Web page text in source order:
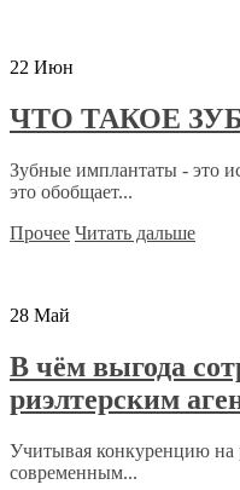
22 Июн
ЧТО ТАКОЕ
Зубные имплантаты - это
это обобщает...
Прочее Читать дальше
28 Май
В чём выгода
риэлтерским
Учитывая конкуренцию
современным...